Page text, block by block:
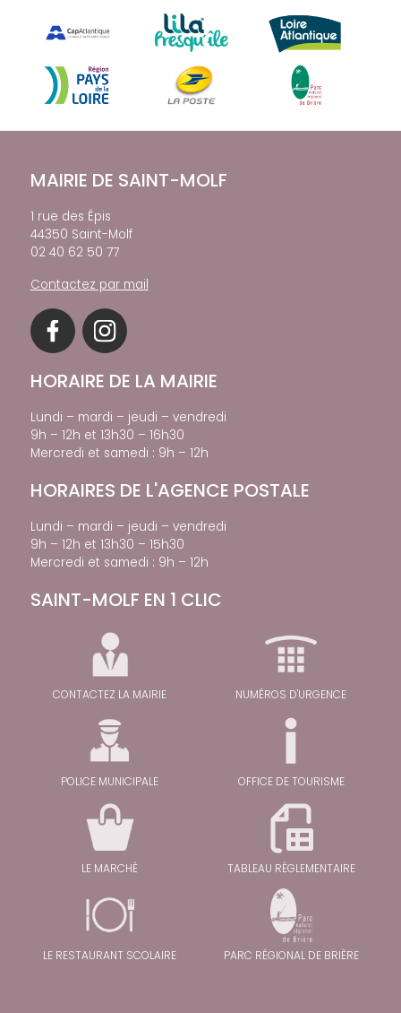
MAIRIE DE SAINT-MOLF
1 rue des Épis
44350 Saint-Molf
02 40 62 50 77
Contactez par mail
HORAIRE DE LA MAIRIE
Lundi – mardi – jeudi – vendredi
9h – 12h et 13h30 – 16h30
Mercredi et samedi : 9h – 12h
HORAIRES DE L'AGENCE POSTALE
Lundi – mardi – jeudi – vendredi
9h – 12h et 13h30 – 15h30
Mercredi et samedi : 9h – 12h
SAINT-MOLF EN 1 CLIC
CONTACTEZ LA MAIRIE NUMÉROS D'URGENCE
POLICE MUNICIPALE OFFICE DE TOURISME
LE MARCHÉ TABLEAU RÉGLEMENTAIRE
LE RESTAURANT SCOLAIRE PARC RÉGIONAL DE BRIÈRE